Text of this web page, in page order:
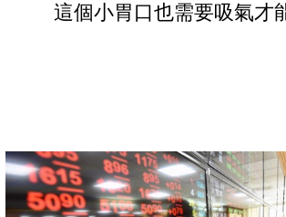
這個小胃口也需要吸氣才